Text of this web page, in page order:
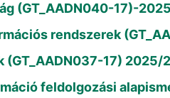
(GT_AADN040-17)-
rendszerek
(GT_AADN037-17) 2025/
feldolgozási